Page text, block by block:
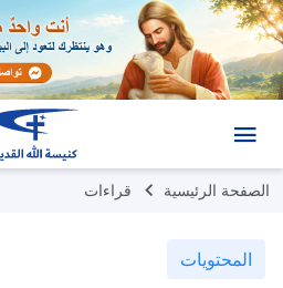
الصفحة الرئيسية قراءات
المحتويات